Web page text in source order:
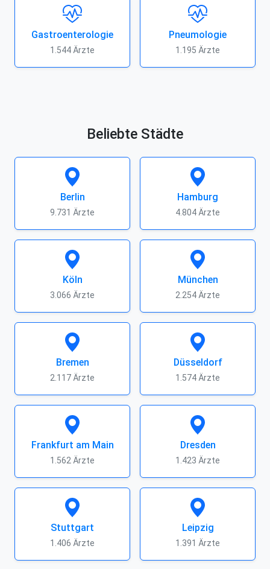
Gastroenterologie
1.544 Ärzte
Pneumologie
1.195 Ärzte
Beliebte Städte
Berlin
9.731 Ärzte
Hamburg
4.804 Ärzte
Köln
3.066 Ärzte
München
2.254 Ärzte
Bremen
2.117 Ärzte
Düsseldorf
1.574 Ärzte
Frankfurt am Main
1.562 Ärzte
Dresden
1.423 Ärzte
Stuttgart
1.406 Ärzte
Leipzig
1.391 Ärzte